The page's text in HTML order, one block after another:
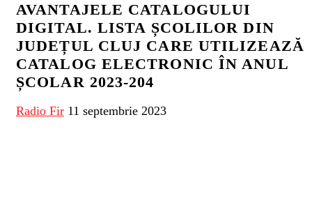
AVANTAJELE CATALOGULUI
DIGITAL. LISTA ȘCOLILOR DIN
JUDEȚUL CLUJ CARE UTILIZEAZĂ
CATALOG ELECTRONIC ÎN ANUL
ȘCOLAR 2023-204
Radio Fir 11 septembrie 2023